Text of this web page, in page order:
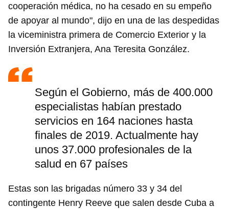
cooperación médica, no ha cesado en su empeño
de apoyar al mundo", dijo en una de las despedidas
la viceministra primera de Comercio Exterior y la
Inversión Extranjera, Ana Teresita González.
Según el Gobierno, más de 400.000
especialistas habían prestado
servicios en 164 naciones hasta
finales de 2019. Actualmente hay
unos 37.000 profesionales de la
salud en 67 países
Estas son las brigadas número 33 y 34 del
contingente Henry Reeve que salen desde Cuba a